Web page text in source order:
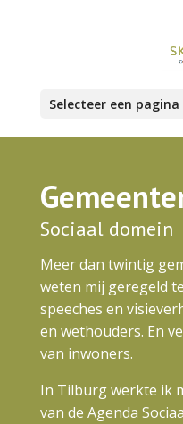
Selecteer een pagina
Sociaal domein
Meer dan twintig
weten mij geregeld
speeches en
en wethouders. En
van inwoners.
In Tilburg werkte ik
van de Agenda